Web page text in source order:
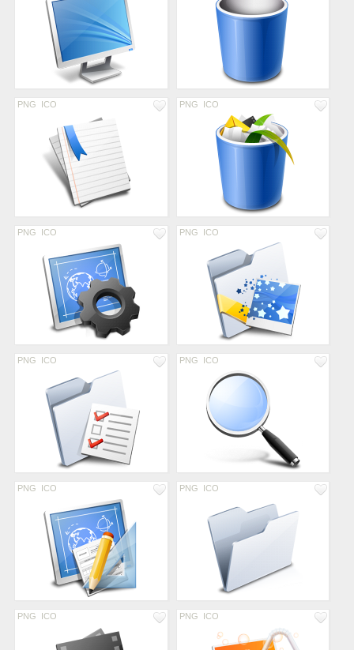
PNG ICO PNG ICO
PNG ICO PNG ICO
PNG ICO PNG ICO
PNG ICO PNG ICO
PNG ICO PNG ICO